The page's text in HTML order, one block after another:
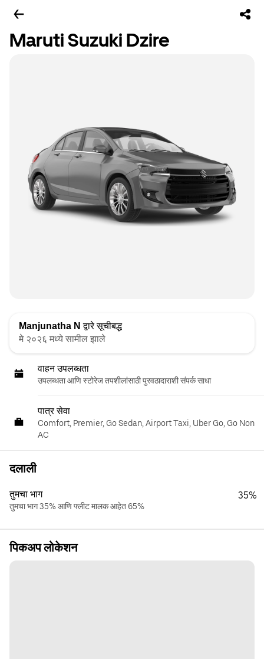
Maruti Suzuki Dzire
Manjunatha N द्वारे सूचीबद्ध
मे २०२६ मध्ये सामील झाले
वाहन उपलब्धता
उपलब्धता आणि स्टोरेज तपशीलांसाठी पुरवठादाराशी संपर्क साधा
पात्र सेवा
Comfort, Premier, Go Sedan, Airport Taxi, Uber Go, Go Non
AC
दलाली
तुमचा भाग
तुमचा भाग 35% आणि फ्लीट मालक आहेत 65%
35%
पिकअप लोकेशन